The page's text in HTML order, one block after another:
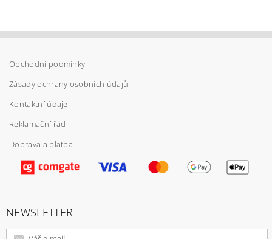
Vložením hodnocení souhlasíte spodmínkami
ochrany osobních údajů
Obchodní podmínky
Zásady ochrany osobních údajů
Kontaktní údaje
Reklamační řád
Doprava a platba
NEWSLETTER